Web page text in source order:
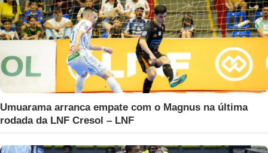
Umuarama arranca empate com o Magnus na última
rodada da LNF Cresol – LNF